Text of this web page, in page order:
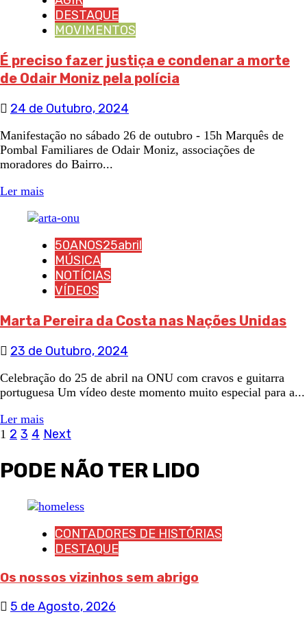
DESTAQUE
MOVIMENTOS
É preciso fazer justiça e condenar a morte
de Odair Moniz pela polícia
24 de Outubro, 2024
Manifestação no sábado 26 de outubro - 15h Marquês de
Pombal Familiares de Odair Moniz, associações de
moradores do Bairro...
Ler mais
50ANOS25abril
MÚSICA
NOTÍCIAS
VÍDEOS
Marta Pereira da Costa nas Nações Unidas
23 de Outubro, 2024
Celebração do 25 de abril na ONU com cravos e guitarra
portuguesa Um vídeo deste momento muito especial para a...
Ler mais
Navegação
de
1 2 3 4 Next
PODE NÃO TER LIDO
CONTADORES DE HISTÓRIAS
DESTAQUE
Os nossos vizinhos sem abrigo
5 de Agosto, 2026